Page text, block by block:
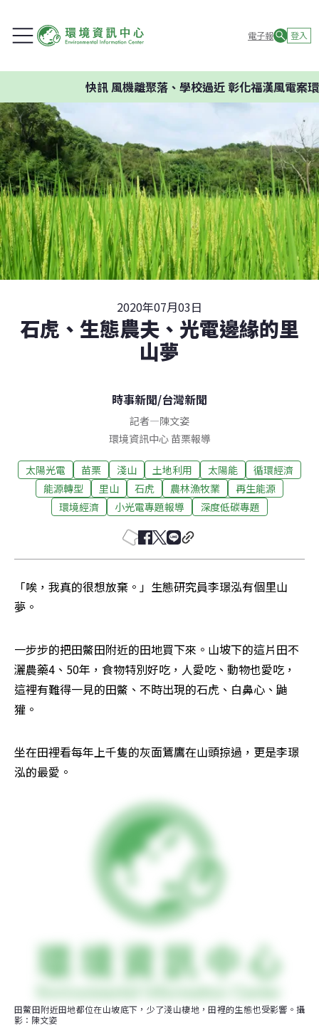
電子報 登入
風機離聚落、學校過近 彰化福漢風電案環委建
2020年07月03日
石虎、生態農夫、光電邊緣的里
山夢
時事新聞/台灣新聞
記者—陳文姿
環境資訊中心苗栗報導
太陽光電 苗栗 淺山 土地利用 太陽能
循環經濟
能源轉型
里山 石虎 農林漁牧業
再生能源
環境經濟
小光電專題報導 深度低碳專題
「唉，我真的很想放棄。」生態研究員李璟泓有個里山
夢。
一步步的把田鱉田附近的田地買下來。山坡下的這片田不
灑農藥4、50年，食物特別好吃，人愛吃、動物也愛吃，
這裡有難得一見的田鱉、不時出現的石虎、白鼻心、鼬
獾。
坐在田裡看每年上千隻的灰面鵟鷹在山頭掠過，更是李璟
泓的最愛。
田鱉田附近田地都位在山坡底下，少了淺山棲地，田裡的生態也受影響。攝
影：陳文姿